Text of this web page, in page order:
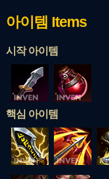
아이템 Items
시작 아이템
핵심 아이템